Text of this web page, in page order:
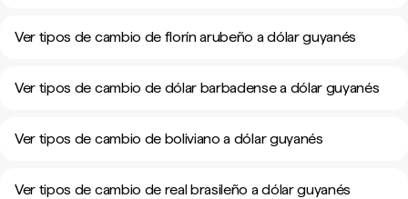
Ver tipos de cambio de florín arubeño a dólar guyanés
Ver tipos de cambio de dólar barbadense a dólar guyanés
Ver tipos de cambio de boliviano a dólar guyanés
Ver tipos de cambio de real brasileño a dólar guyanés